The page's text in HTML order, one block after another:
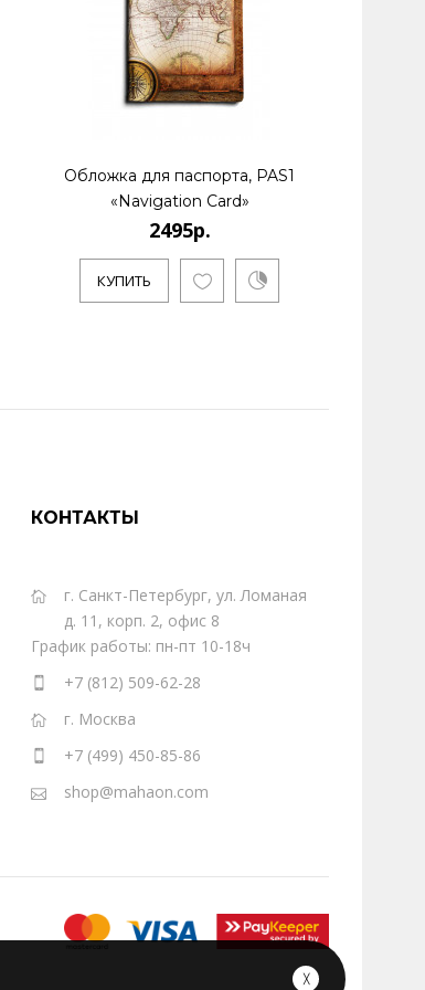
Обложка для паспорта, PAS1
«Navigation Card»
2495р.
КУПИТЬ
КОНТАКТЫ
г. Санкт-Петербург, ул. Ломаная
д. 11, корп. 2, офис 8
График работы: пн-пт 10-18ч
+7 (812) 509-62-28
г. Москва
+7 (499) 450-85-86
shop@mahaon.com
╳